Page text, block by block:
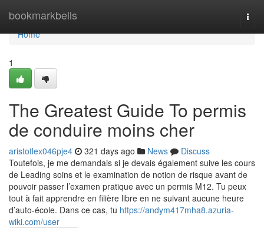
bookmarkbells
Home
Home
1
The Greatest Guide To permis
de conduire moins cher
aristotlex046pje4 321 days ago News
Discuss
Toutefois, je me demandais si je devais également suive les cours
de Leading soins et le examination de notion de risque avant de
pouvoir passer l’examen pratique avec un permis M12. Tu peux
tout à fait apprendre en filière libre en ne suivant aucune heure
d’auto-école. Dans ce cas, tu https://andym417mha8.azuria-
wiki.com/user